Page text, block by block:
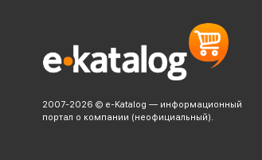
2007-2026 © e-Katalog — информационный
портал о компании (неофициальный).